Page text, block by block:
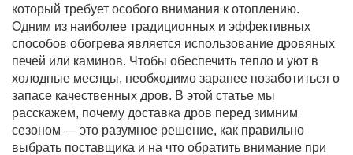
который требует особого внимания к отоплению.
Одним из наиболее традиционных и эффективных
способов обогрева является использование дровяных
печей или каминов. Чтобы обеспечить тепло и уют в
холодные месяцы, необходимо заранее позаботиться о
запасе качественных дров. В этой статье мы
расскажем, почему доставка дров перед зимним
сезоном — это разумное решение, как правильно
выбрать поставщика и на что обратить внимание при